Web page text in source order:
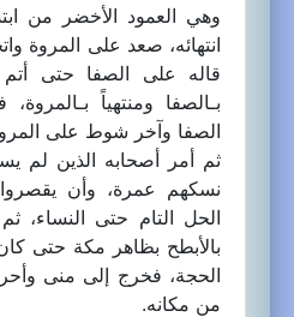
وهي العمود الأخضر من
انتهائه، صعد على المروة
قاله على الصفا حتى
بـالصفا ومنتهياً
الصفا وآخر شوط على
ثم أمر أصحابه الذين لم
نسكهم عمرة، وأن
الحل التام حتى
بالأبطح بظاهر مكة حتى
الحجة، فخرج إلى منى
من مكانه.